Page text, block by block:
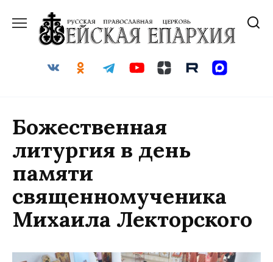
содержанию
Божественная
литургия в день
памяти
священномученика
Михаила Лекторского